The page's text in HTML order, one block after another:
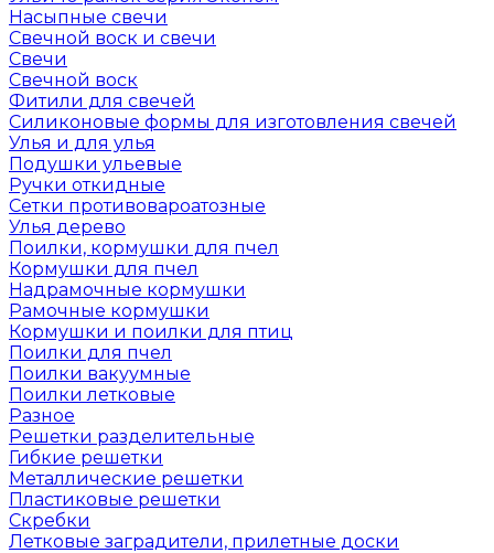
Насыпные свечи
Свечной воск и свечи
Свечи
Свечной воск
Фитили для свечей
Силиконовые формы для изготовления свечей
Улья и для улья
Подушки ульевые
Ручки откидные
Сетки противовароатозные
Улья дерево
Поилки, кормушки для пчел
Кормушки для пчел
Надрамочные кормушки
Рамочные кормушки
Кормушки и поилки для птиц
Поилки для пчел
Поилки вакуумные
Поилки летковые
Разное
Решетки разделительные
Гибкие решетки
Металлические решетки
Пластиковые решетки
Скребки
Летковые заградители, прилетные доски